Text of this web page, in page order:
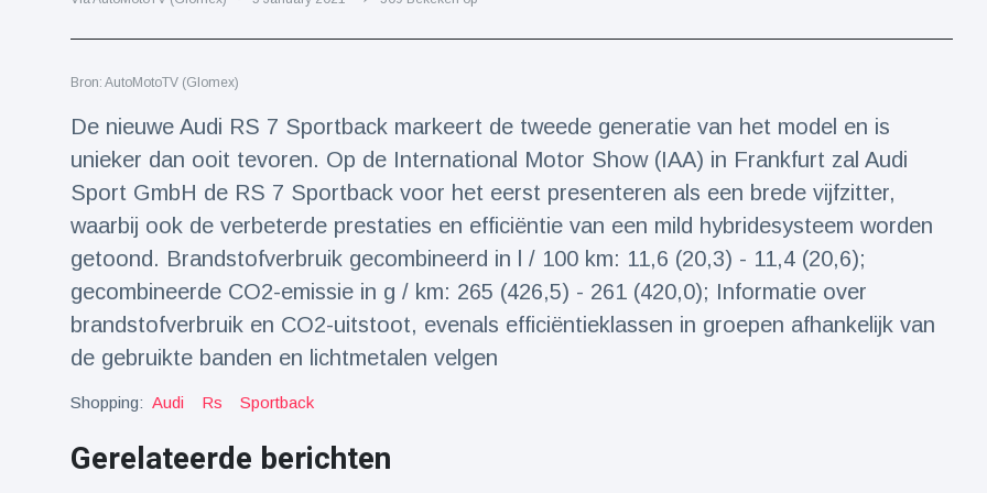
Laatste nieuws
Draakachtig
zeedier
aangespoeld
17 July
44 Bekeken
beelden:
acrobaat toont
spectaculaire
stunts
17 July
31 Bekeken
op
Een van de
ter wereld stort
9 May
16036 Bekeken
op
Bron: AutoMotoTV (Glomex)
De nieuwe Audi RS 7 Sportback markeert de tweede generatie van het model en is
unieker dan ooit tevoren. Op de International Motor Show (IAA) in Frankfurt zal Audi
Sport GmbH de RS 7 Sportback voor het eerst presenteren als een brede vijfzitter,
waarbij ook de verbeterde prestaties en efficiëntie van een mild hybridesysteem worden
getoond. Brandstofverbruik gecombineerd in l / 100 km: 11,6 (20,3) - 11,4 (20,6);
gecombineerde CO2-emissie in g / km: 265 (426,5) - 261 (420,0); Informatie over
brandstofverbruik en CO2-uitstoot, evenals efficiëntieklassen in groepen afhankelijk van
de gebruikte banden en lichtmetalen velgen
Shopping: Audi Rs Sportback
Gerelateerde berichten